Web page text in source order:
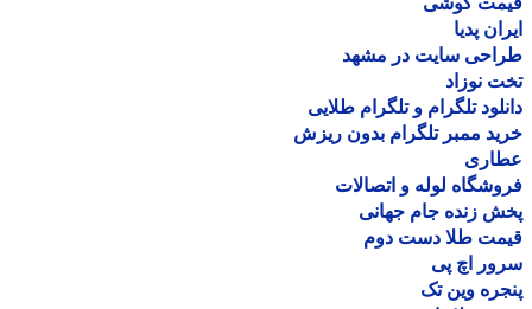
پدیا
سایت در مشهد
نوزاد
تلگرام و تلگرام طلایی
ممبر تلگرام بدون ریزش
لوله و اتصالات
زنده جام جهانی
طلا دست دوم
اچ پی
وین تک